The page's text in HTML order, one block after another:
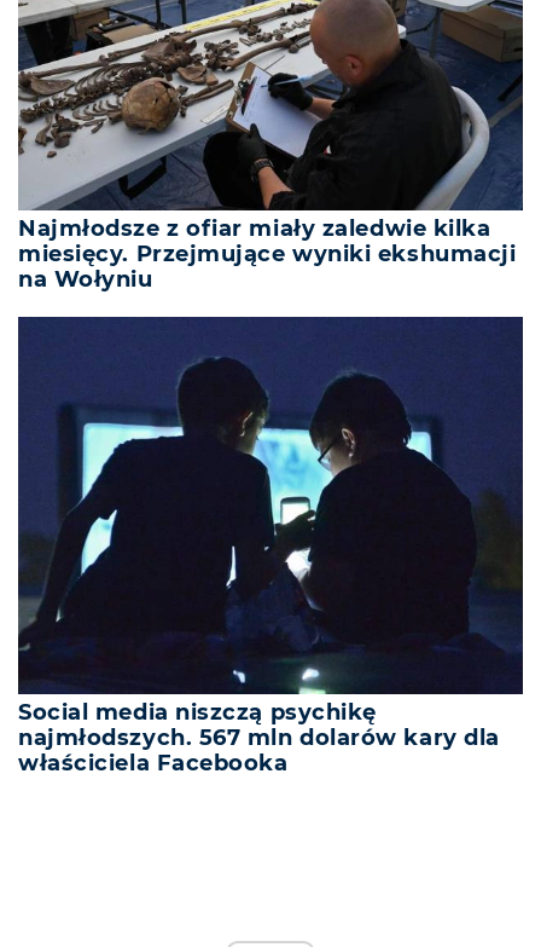
Najmłodsze z ofiar miały zaledwie kilka
miesięcy. Przejmujące wyniki ekshumacji
na Wołyniu
Social media niszczą psychikę
najmłodszych. 567 mln dolarów kary dla
właściciela Facebooka